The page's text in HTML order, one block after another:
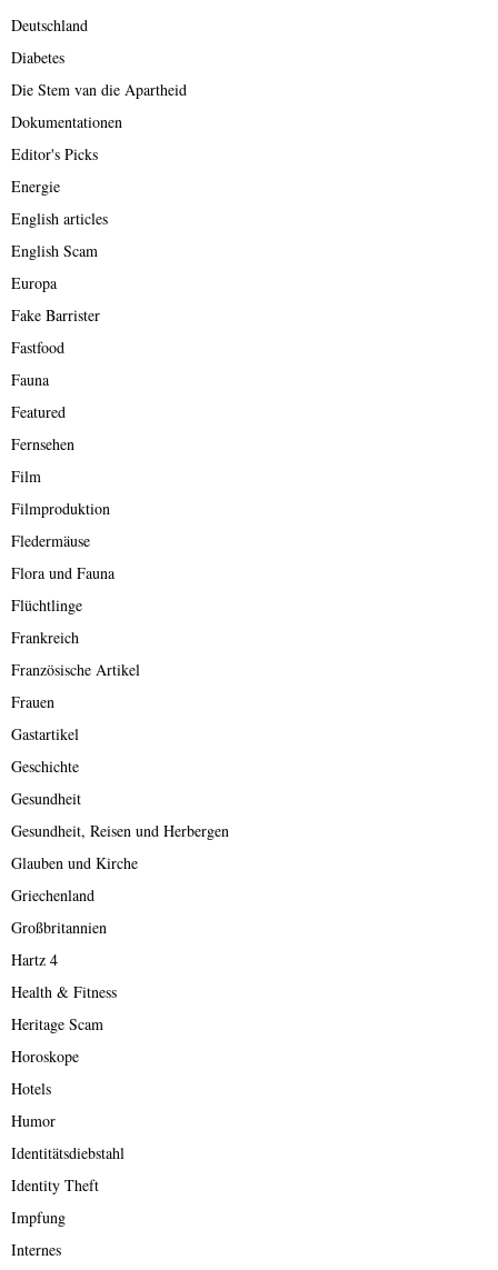
Deutschland
Diabetes
Die Stem van die Apartheid
Dokumentationen
Editor's Picks
Energie
English articles
English Scam
Europa
Fake Barrister
Fastfood
Fauna
Featured
Fernsehen
Film
Filmproduktion
Fledermäuse
Flora und Fauna
Flüchtlinge
Frankreich
Französische Artikel
Frauen
Gastartikel
Geschichte
Gesundheit
Gesundheit, Reisen und Herbergen
Glauben und Kirche
Griechenland
Großbritannien
Hartz 4
Health & Fitness
Heritage Scam
Horoskope
Hotels
Humor
Identitätsdiebstahl
Identity Theft
Impfung
Internes